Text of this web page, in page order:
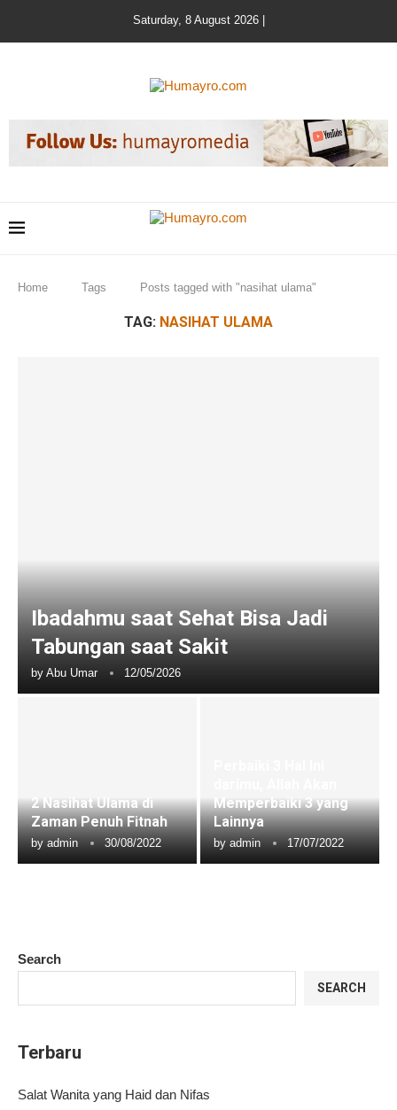
Saturday, 8 August 2026 |
Home Tags Posts tagged with "nasihat ulama"
TAG: NASIHAT ULAMA
Ibadahmu saat Sehat Bisa Jadi
Tabungan saat Sakit
by Abu Umar 12/05/2026
2 Nasihat Ulama di
Zaman Penuh Fitnah
by admin 30/08/2022
Memperbaiki 3 yang
Lainnya
by admin 17/07/2022
Search
SEARCH
Terbaru
Salat Wanita yang Haid dan Nifas